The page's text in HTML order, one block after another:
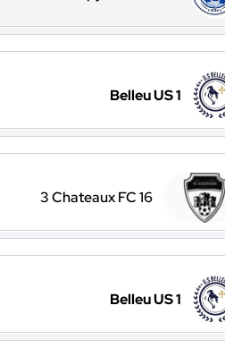
Belleu US 1
3 Chateaux FC 16
Belleu US 1